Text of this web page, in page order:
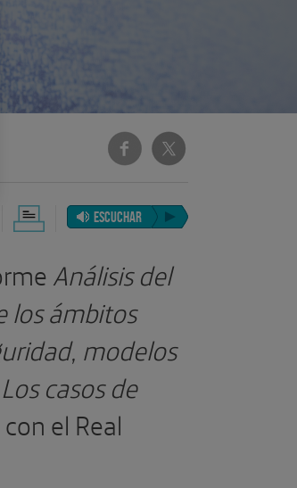
ESCUCHAR
Análisis del
los ámbitos
modelos
casos de
el Real